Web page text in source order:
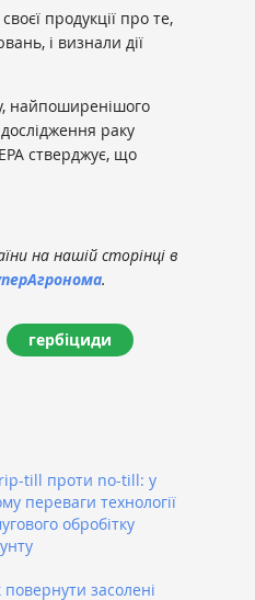
продукції про те,
і визнали дії
найпоширенішого
раку
стверджує, що
на нашій сторінці в
.
гербіциди
till проти no-till: у
переваги технології
обробітку
повернути засолені